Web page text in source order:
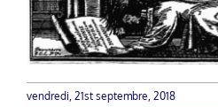
vendredi, 21st septembre, 2018